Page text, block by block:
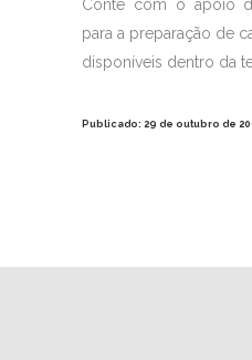
Conte com o apoio
para a preparação de
disponíveis dentro da
Publicado: 29 de outubro de